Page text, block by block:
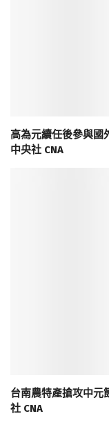
高為元續任後參與國
中央社 CNA
台南農特產搶攻中
社 CNA